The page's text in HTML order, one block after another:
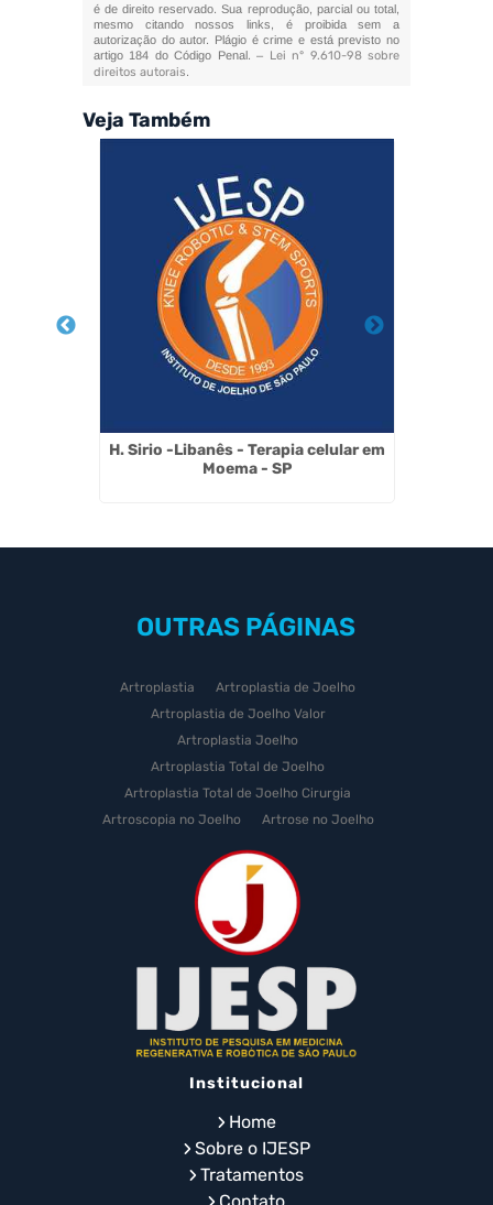
é de direito reservado. Sua reprodução, parcial ou total,
mesmo citando nossos links, é proibida sem a
autorização do autor. Plágio é crime e está previsto no
artigo 184 do Código Penal. – Lei n° 9.610-98 sobre
direitos autorais.
Veja Também
H. Sirio -Libanês - Terapia celular em
Moema - SP
OUTRAS PÁGINAS
Artroplastia
Artroplastia de Joelho
Artroplastia de Joelho Valor
Artroplastia Joelho
Artroplastia Total de Joelho
Artroplastia Total de Joelho Cirurgia
Artroscopia no Joelho
Artrose no Joelho
Artrose no Joelho Cirurgia
Artrose no Joelho Tratamento
Celulas Tronco Joelho
Celula Tronco Esporte
Cirurgia Artroplastia de Joelho
Cirurgia Artroplastia Joelho
Cirurgia Artrose Joelho Preço
Cirurgia de Artroscopia no Joelho
Cirurgia de Cartilagem do Joelho
Cirurgia de Joelho com Prótese
Institucional
Home
Sobre o IJESP
Tratamentos